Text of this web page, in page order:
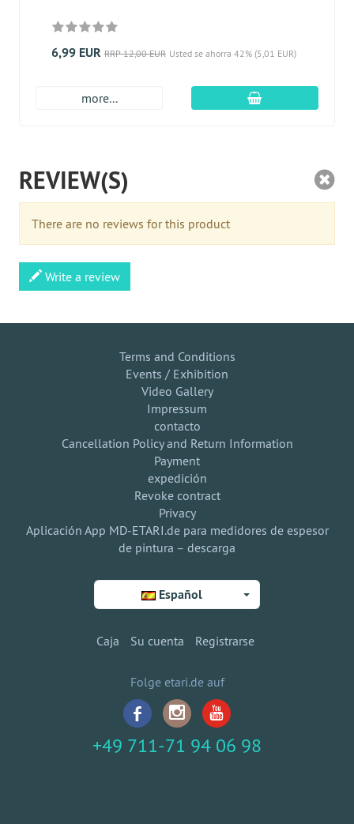
6,99 EUR RRP 12,00 EUR Usted se ahorra 42% (5,01 EUR)
more... En el carro de
REVIEW(S)
There are no reviews for this product
Write a review
Terms and Conditions
Events / Exhibition
Video Gallery
Impressum
contacto
Cancellation Policy and Return Information
Payment
expedición
Revoke contract
Privacy
Aplicación App MD-ETARI.de para medidores de espesor
de pintura – descarga
Español
Caja Su cuenta Registrarse
Folge etari.de auf
+49 711-71 94 06 98